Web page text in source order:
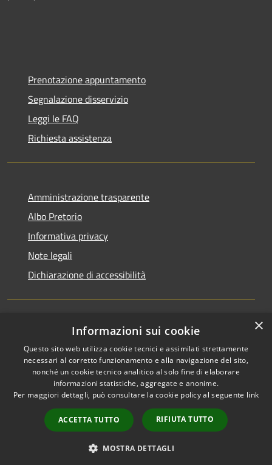
Prenotazione appuntamento
Segnalazione disservizio
Leggi le FAQ
Richiesta assistenza
Amministrazione trasparente
Albo Pretorio
Informativa privacy
Note legali
Dichiarazione di accessibilità
Accessibilità
Privacy
Mappa del sito
Comune convenzionato
Astigov
Progetto|Convenzione
Adesioni
•Accesso redazione
×
Informazioni sui cookie
Questo sito web utilizza cookie tecnici e assimilati strettamente
necessari al corretto funzionamento e alla navigazione del sito,
nonché un cookie tecnico analitico al solo fine di elaborare
informazioni statistiche, aggregate e anonime.
Per maggiori dettagli, può consultare la cookie policy al seguente link
ACCETTA TUTTO RIFIUTA TUTTO
MOSTRA DETTAGLI